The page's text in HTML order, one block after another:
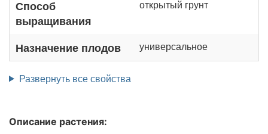
Способ
выращивания
открытый грунт
Назначение плодов универсальное
Развернуть все свойства
Описание растения: